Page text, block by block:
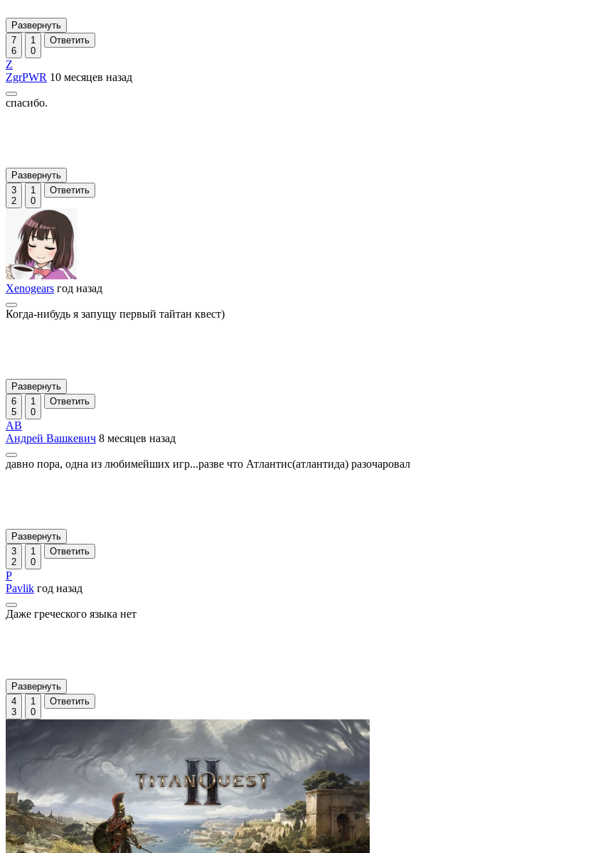
Развернуть
7
6
1
0
Ответить
Z
ZgrPWR 10 месяцев назад
спасибо.
Развернуть
3
2
1
0
Ответить
Xenogears год назад
Когда-нибудь я запущу первый тайтан квест)
Развернуть
6
5
1
0
Ответить
АВ
Андрей Вашкевич 8 месяцев назад
давно пора, одна из любимейших игр...разве что Атлантис(атлантида) разочаровал
Развернуть
3
2
1
0
Ответить
P
Pavlik год назад
Даже греческого языка нет
Развернуть
4
3
1
0
Ответить